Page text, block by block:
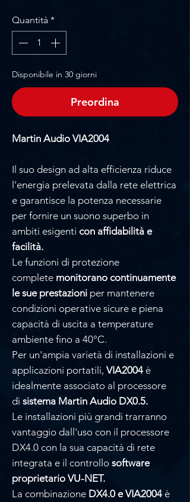
Quantità *
Disponibile in 30 giorni
Preordina
Martin Audio VIA2004
Il suo design ad alta efficienza riduce
l'energia prelevata dalla rete elettrica
e garantisce la potenza necessarie
per fornire un suono superbo in
ambiti esigenti con affidabilità e
facilità.
Le funzioni di protezione
complete monitorano continuamente
le sue prestazioni per mantenere
condizioni operative sicure e piena
capacità di uscita a temperature
ambiente fino a 40°C.
Per un'ampia varietà di installazioni e
applicazioni portatili, VIA2004è
idealmente associato al processore
di sistema Martin Audio DX0.5.
Le installazioni più grandi trarranno
vantaggio dall'uso con il processore
DX4.0 con la sua capacità di rete
integrata e il controllo software
proprietario VU-NET.
La combinazione DX4.0 e VIA2004è